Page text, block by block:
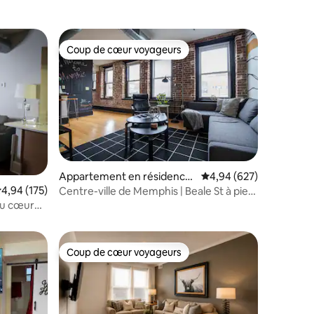
: 4,97 sur 5
appréciés
moyenne sur la base de 175 commentaires : 4,94 sur 5
4,94 (175)
cœur
Coup de cœur voyageurs
Coup de cœur voyageurs
Appartement en résidence
⋅ Memphis
Évaluation moyenne
4,94 (627)
Centre-ville de Memphis | Beale St à pied
Coup de cœur voyageurs
Coup de cœur voyageurs